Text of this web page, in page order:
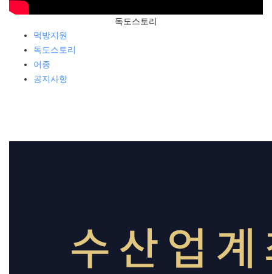
독도스토리
먹방지원
독도스토리
어종
공지사항